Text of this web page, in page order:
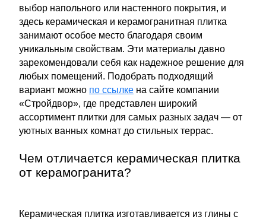
выбор напольного или настенного покрытия, и
здесь керамическая и керамогранитная плитка
занимают особое место благодаря своим
уникальным свойствам. Эти материалы давно
зарекомендовали себя как надежное решение для
любых помещений. Подобрать подходящий
вариант можно по ссылке на сайте компании
«Стройдвор», где представлен широкий
ассортимент плитки для самых разных задач — от
уютных ванных комнат до стильных террас.
Чем отличается керамическая плитка
от керамогранита?
Керамическая плитка изготавливается из глины с